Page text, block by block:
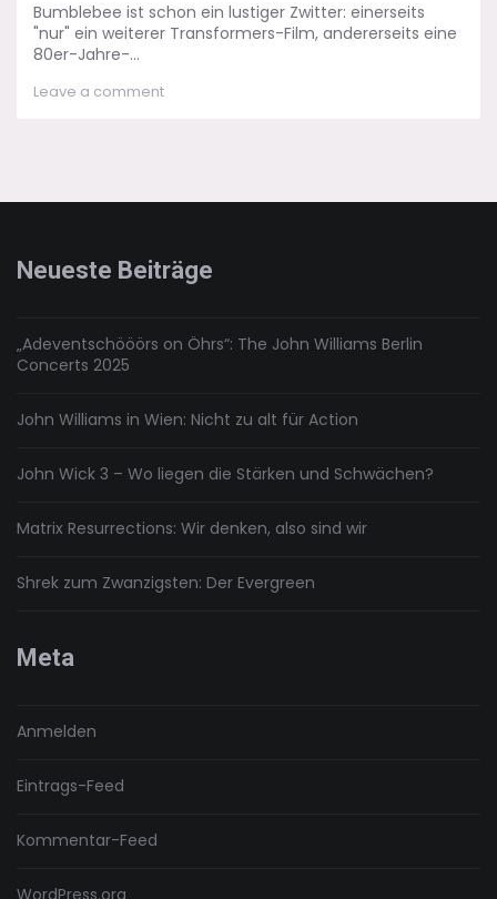
Bumblebee ist schon ein lustiger Zwitter: einerseits
"nur" ein weiterer Transformers-Film, andererseits eine
80er-Jahre-...
Leave a commenton
Neueste Beiträge
„Adeventschööörs on Öhrs“: The John Williams Berlin
Concerts 2025
John Williams in Wien: Nicht zu alt für Action
John Wick 3 – Wo liegen die Stärken und Schwächen?
Matrix Resurrections: Wir denken, also sind wir
Shrek zum Zwanzigsten: Der Evergreen
Meta
Anmelden
Eintrags-Feed
Kommentar-Feed